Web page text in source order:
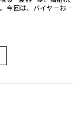
今回は、バイヤーおす
な方に喜んでもらえる